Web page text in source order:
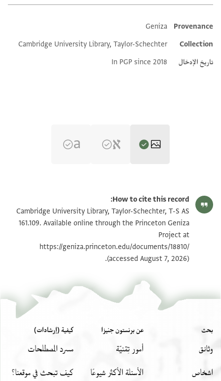
Additional metadata
Provenance
Geniza
Collection
Cambridge University Library, Taylor-Schechter
تاريخ الإدخال
In PGP since 2018
T-S AS 161.109 1v تكبير و تدوير
بيان أذونات الصورة
How to cite this record:
Cambridge University Library, Taylor-Schechter, T-S AS
161.109. Available online through the Princeton Geniza
Project at
https://geniza.princeton.edu/documents/18810/
(accessed August 7, 2026).
بحث
وثائق
اشخاص
عن برنستون جنيزا
أمور تِقنيّة
الأسئلة الأكثر شيوعًا
كيفية (إرشادات)
مسرد المصطلحات
كيف تبحث في موقعنا؟